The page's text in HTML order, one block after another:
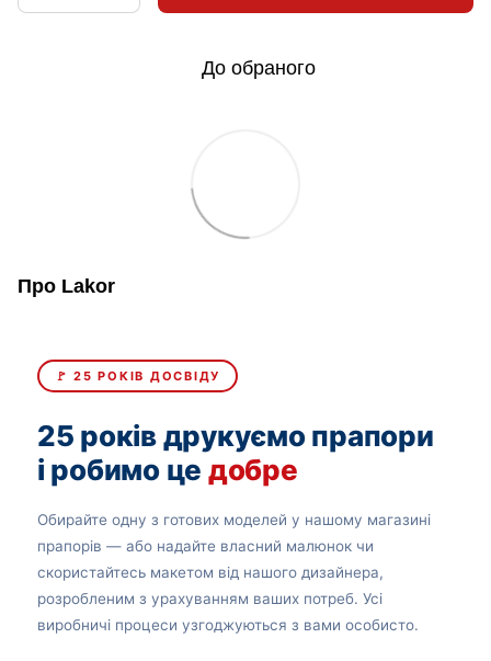
До обраного
Про Lakor
🚩 25 РОКІВ ДОСВІДУ
25 років друкуємо прапори
і робимо це добре
Обирайте одну з готових моделей у нашому магазині
прапорів — або надайте власний малюнок чи
скористайтесь макетом від нашого дизайнера,
розробленим з урахуванням ваших потреб. Усі
виробничі процеси узгоджуються з вами особисто.